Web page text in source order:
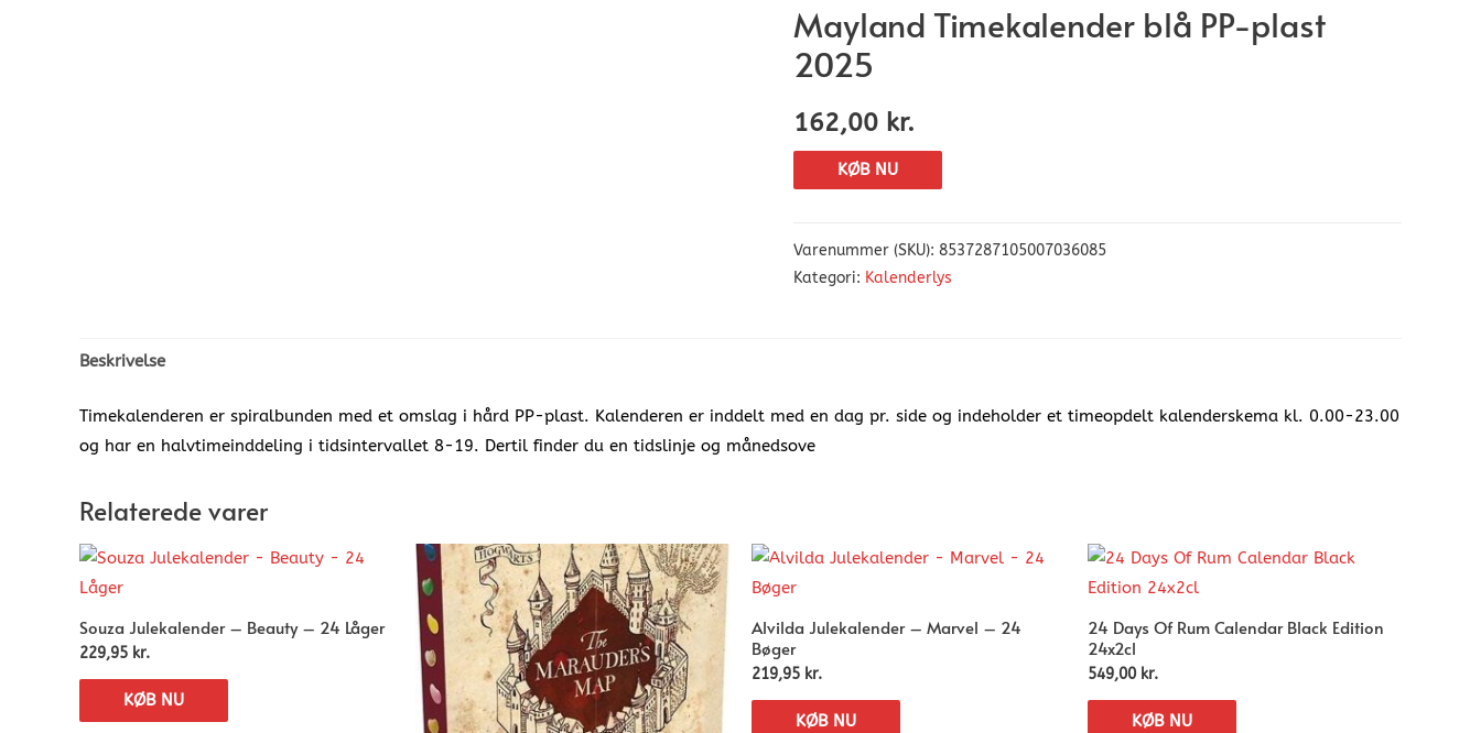
Mayland Timekalender blå PP-plast
2025
162,00 kr.
KØB NU
Varenummer (SKU): 8537287105007036085
Kategori: Kalenderlys
Beskrivelse
Timekalenderen er spiralbunden med et omslag i hård PP-plast. Kalenderen er inddelt med en dag pr. side og indeholder et timeopdelt kalenderskema kl. 0.00-23.00
og har en halvtimeinddeling i tidsintervallet 8-19. Dertil finder du en tidslinje og månedsove
Relaterede varer
Souza Julekalender – Beauty – 24 Låger
229,95 kr.
KØB NU
Alvilda Julekalender – Marvel – 24
Bøger
219,95 kr.
KØB NU
24 Days Of Rum Calendar Black Edition
24x2cl
549,00 kr.
KØB NU